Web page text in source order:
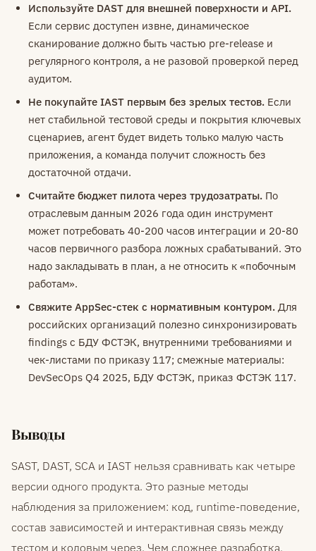
Используйте DAST для внешней поверхности и API.
Если сервис доступен извне, динамическое
сканирование должно быть частью pre-release и
регулярного контроля, а не разовой проверкой перед
аудитом.
Не покупайте IAST первым без зрелых тестов. Если
нет стабильной тестовой среды и покрытия ключевых
сценариев, агент будет видеть только малую часть
приложения, а команда получит сложность без
достаточной отдачи.
Считайте бюджет пилота через трудозатраты. По
отраслевым данным 2026 года один инструмент
может потребовать 40-200 часов интеграции и 20-80
часов первичного разбора ложных срабатываний. Это
надо закладывать в план, а не относить к «побочным
работам».
Свяжите AppSec-стек с нормативным контуром. Для
российских организаций полезно синхронизировать
findings с БДУ ФСТЭК, внутренними требованиями и
чек-листами по приказу 117; смежные материалы:
DevSecOps Q4 2025, БДУ ФСТЭК, приказ ФСТЭК 117.
Выводы
SAST, DAST, SCA и IAST нельзя сравнивать как четыре
версии одного продукта. Это разные методы
наблюдения за приложением: код, runtime-поведение,
состав зависимостей и интерактивная связь между
тестом и кодовым через. Чем сложнее разработка,